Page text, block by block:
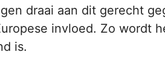
draai aan dit gerecht
invloed. Zo wordt
is.